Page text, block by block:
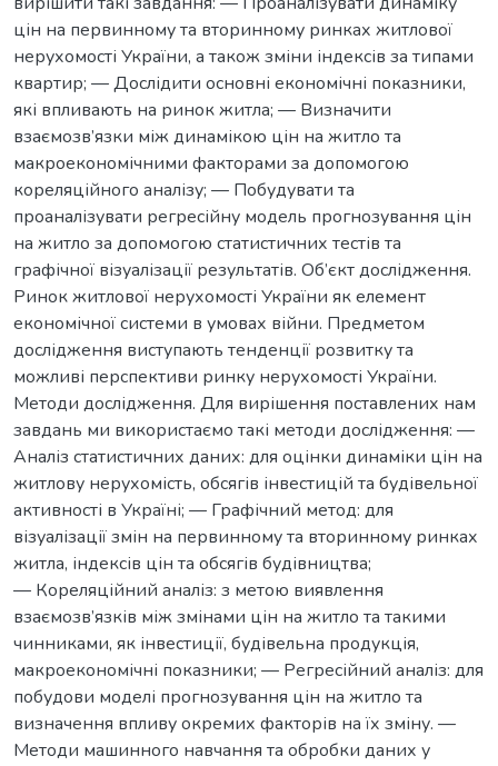
цін на первинному та вторинному ринках житлової
нерухомості України, а також зміни індексів за типами
квартир; — Дослідити основні економічні показники,
які впливають на ринок житла; — Визначити
взаємозв’язки між динамікою цін на житло та
макроекономічними факторами за допомогою
кореляційного аналізу; — Побудувати та
проаналізувати регресійну модель прогнозування цін
на житло за допомогою статистичних тестів та
графічної візуалізації результатів. Об’єкт дослідження.
Ринок житлової нерухомості України як елемент
економічної системи в умовах війни. Предметом
дослідження виступають тенденції розвитку та
можливі перспективи ринку нерухомості України.
Методи дослідження. Для вирішення поставлених нам
завдань ми використаємо такі методи дослідження: —
Аналіз статистичних даних: для оцінки динаміки цін на
житлову нерухомість, обсягів інвестицій та будівельної
активності в Україні; — Графічний метод: для
візуалізації змін на первинному та вторинному ринках
житла, індексів цін та обсягів будівництва;
— Кореляційний аналіз: з метою виявлення
взаємозв’язків між змінами цін на житло та такими
чинниками, як інвестиції, будівельна продукція,
макроекономічні показники; — Регресійний аналіз: для
побудови моделі прогнозування цін на житло та
визначення впливу окремих факторів на їх зміну. —
Методи машинного навчання та обробки даних у